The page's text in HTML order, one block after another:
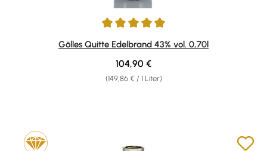
Durchschnittliche Bewertung von 5 von 5 Sternen
Gölles Quitte Edelbrand 43% vol. 0,70l
(149,86 € / 1 Liter)
Regulärer Preis:
104,90 €